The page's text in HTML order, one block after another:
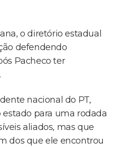
o diretório estadual
defendendo
Pacheco ter
nacional do PT,
estado para uma rodada
aliados, mas que
dos que ele encontrou